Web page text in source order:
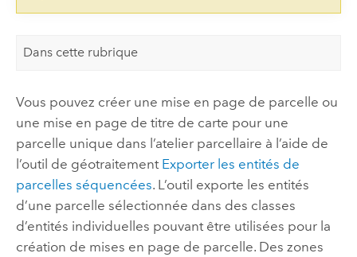
Dans cette rubrique
Vous pouvez créer une mise en page de parcelle ou
une mise en page de titre de carte pour une
parcelle unique dans l’atelier parcellaire à l’aide de
l’outil de géotraitement Exporter les entités de
parcelles séquencées. L’outil exporte les entités
d’une parcelle sélectionnée dans des classes
d’entités individuelles pouvant être utilisées pour la
création de mises en page de parcelle. Des zones